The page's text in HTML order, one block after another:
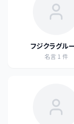
フジクラグル
名言 1 件